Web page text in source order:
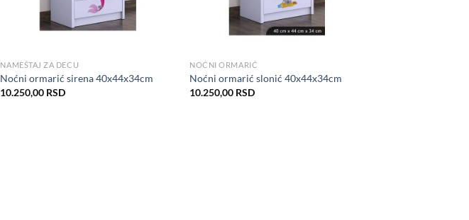
NAMEŠTAJ ZA DECU
Noćni ormarić sirena 40x44x34cm
10.250,00 RSD
NOĆNI ORMARIĆ
Noćni ormarić slonić 40x44x34cm
10.250,00 RSD